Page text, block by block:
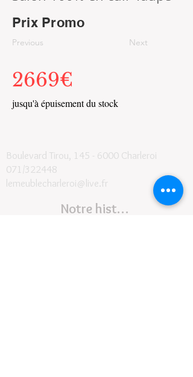
Prix Promo
Previous Next
2669€
jusqu'à épuisement du stock
Boulevard Tirou, 145 - 6000 Charleroi
071/322448
lemeublecharleroi@live.fr
Notre histoire